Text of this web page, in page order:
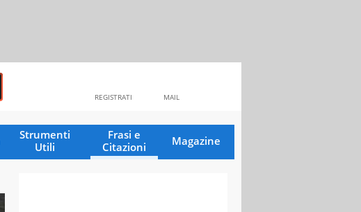
MAIL
REGISTRATI
Strumenti
Utili
Frasi e
Citazioni
Magazine